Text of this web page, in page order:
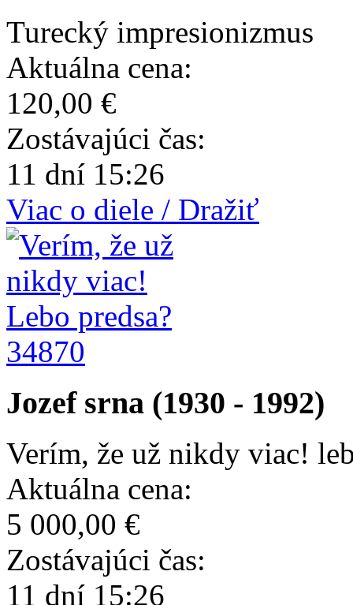
Turecký impresionizmus
Aktuálna cena:
120,00 €
Zostávajúci čas:
11 dní 15:26
Viac o diele / Dražiť
34870
Jozef srna (1930 - 1992)
Verím, že už nikdy viac!
Aktuálna cena:
5 000,00 €
Zostávajúci čas:
11 dní 15:26